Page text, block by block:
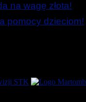
na wagę złota!
pomocy dzieciom!